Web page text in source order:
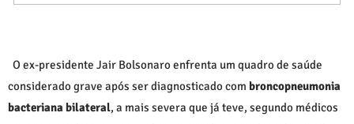
O ex-presidente Jair Bolsonaroenfrenta um quadro de saúde
considerado grave após ser diagnosticado com broncopneumonia
bacteriana bilateral, a mais severa que já teve, segundo médicos